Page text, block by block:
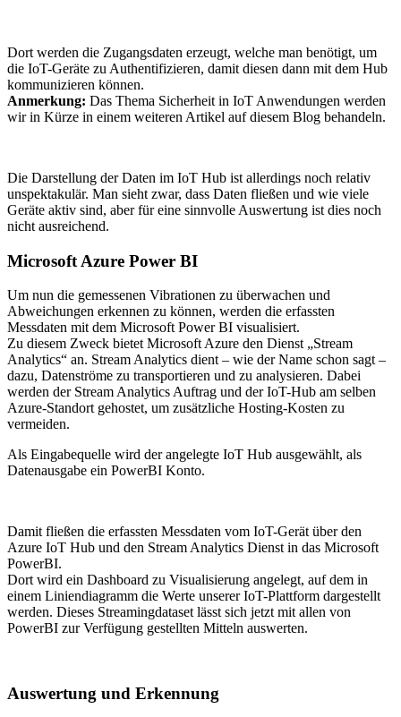
Dort werden die Zugangsdaten erzeugt, welche man benötigt, um
die IoT-Geräte zu Authentifizieren, damit diesen dann mit dem Hub
kommunizieren können.
Anmerkung: Das Thema Sicherheit in IoT Anwendungen werden
wir in Kürze in einem weiteren Artikel auf diesem Blog behandeln.
Die Darstellung der Daten im IoT Hub ist allerdings noch relativ
unspektakulär. Man sieht zwar, dass Daten fließen und wie viele
Geräte aktiv sind, aber für eine sinnvolle Auswertung ist dies noch
nicht ausreichend.
Microsoft Azure Power BI
Um nun die gemessenen Vibrationen zu überwachen und
Abweichungen erkennen zu können, werden die erfassten
Messdaten mit dem Microsoft Power BI visualisiert.
Zu diesem Zweck bietet Microsoft Azure den Dienst „Stream
Analytics“ an. Stream Analytics dient – wie der Name schon sagt –
dazu, Datenströme zu transportieren und zu analysieren. Dabei
werden der Stream Analytics Auftrag und der IoT-Hub am selben
Azure-Standort gehostet, um zusätzliche Hosting-Kosten zu
vermeiden.
Als Eingabequelle wird der angelegte IoT Hub ausgewählt, als
Datenausgabe ein PowerBI Konto.
Damit fließen die erfassten Messdaten vom IoT-Gerät über den
Azure IoT Hub und den Stream Analytics Dienst in das Microsoft
PowerBI.
Dort wird ein Dashboard zu Visualisierung angelegt, auf dem in
einem Liniendiagramm die Werte unserer IoT-Plattform dargestellt
werden. Dieses Streamingdataset lässt sich jetzt mit allen von
PowerBI zur Verfügung gestellten Mitteln auswerten.
Auswertung und Erkennung